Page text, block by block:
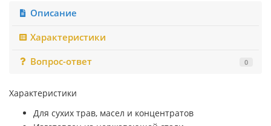
Описание
Характеристики
Вопрос-ответ
0
Характеристики
Для сухих трав, масел и концентратов